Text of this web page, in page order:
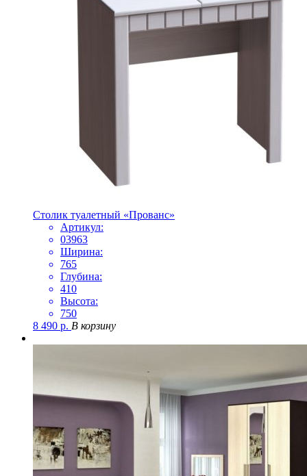
Столик туалетный «Прованс»
Артикул:
03963
Ширина:
765
Глубина:
410
Высота:
750
8 490 р. В корзину